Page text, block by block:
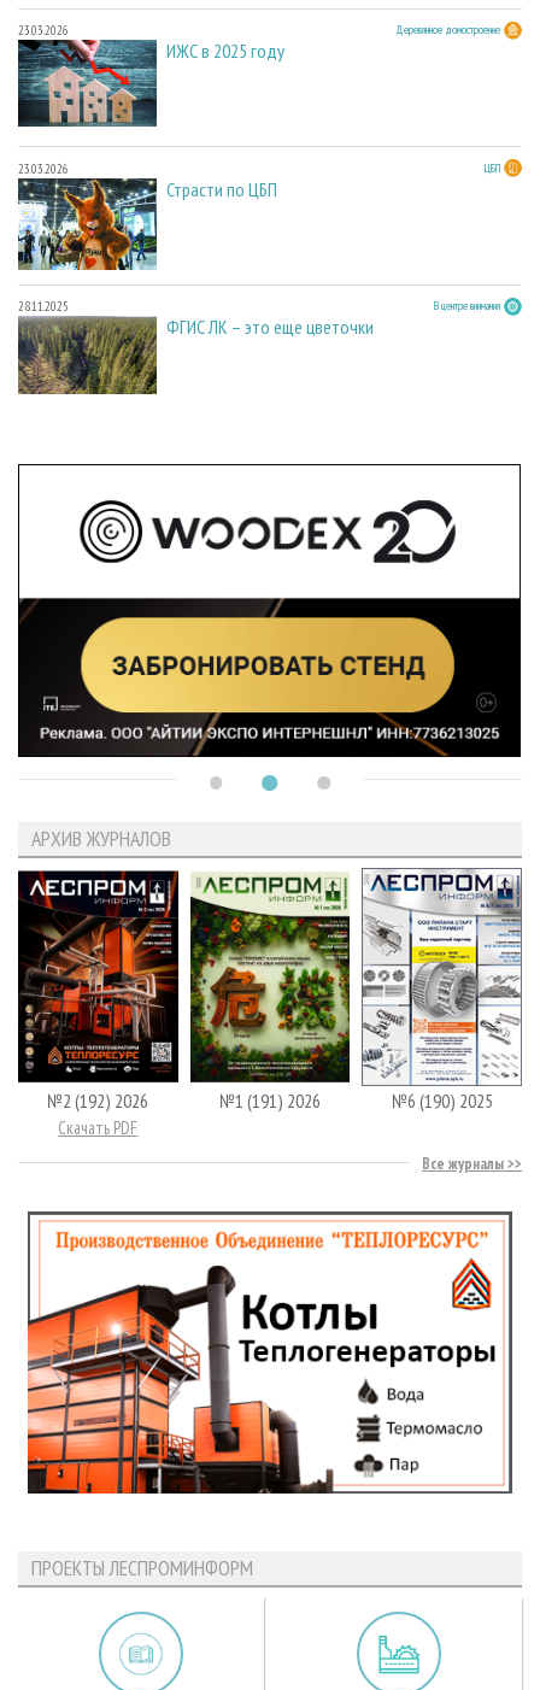
23.03.2026 Деревянное домостроение
ИЖС в 2025 году
23.03.2026 ЦБП
Страсти по ЦБП
28.11.2025 В центре внимания
ФГИС ЛК – это еще цветочки
АРХИВ ЖУРНАЛОВ
№2 (192) 2026
Скачать PDF
№1 (191) 2026 №6 (190) 2025
Все журналы
ПРОЕКТЫ ЛЕСПРОМИНФОРМ